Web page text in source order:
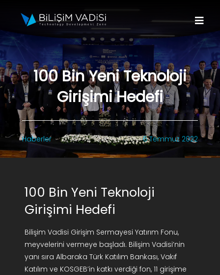
content
Hakkımızda
Markalar
Programlar
Basın
AR-GE Portal
Kariyer Portal
100 Bin Yeni Teknoloji
Girişimi Hedefi
Haberler 6 Temmuz 2022
100 Bin Yeni Teknoloji
Girişimi Hedefi
Bilişim Vadisi Girişim Sermayesi Yatırım Fonu,
meyvelerini vermeye başladı. Bilişim Vadisi’nin
yanı sıra Albaraka Türk Katılım Bankası, Vakıf
Katılım ve KOSGEB’in katkı verdiği fon, 11 girişime